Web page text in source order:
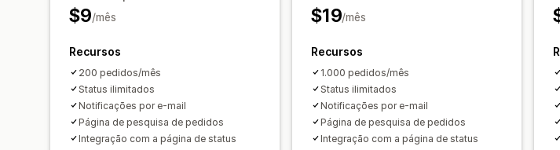
$9/mês
Recursos
200 pedidos/mês
Status ilimitados
Notificações por e-mail
Página de pesquisa de pedidos
Integração com a página de status
$19/mês
Recursos
1.000 pedidos/mês
Status ilimitados
Notificações por e-mail
Página de pesquisa de pedidos
Integração com a página de status